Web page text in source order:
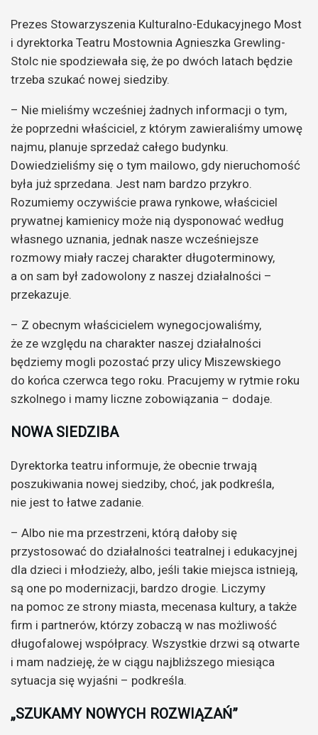
Prezes Stowarzyszenia Kulturalno-Edukacyjnego Most
i dyrektorka Teatru Mostownia Agnieszka Grewling-
Stolc nie spodziewała się, że po dwóch latach będzie
trzeba szukać nowej siedziby.
– Nie mieliśmy wcześniej żadnych informacji o tym,
że poprzedni właściciel, z którym zawieraliśmy umowę
najmu, planuje sprzedaż całego budynku.
Dowiedzieliśmy się o tym mailowo, gdy nieruchomość
była już sprzedana. Jest nam bardzo przykro.
Rozumiemy oczywiście prawa rynkowe, właściciel
prywatnej kamienicy może nią dysponować według
własnego uznania, jednak nasze wcześniejsze
rozmowy miały raczej charakter długoterminowy,
a on sam był zadowolony z naszej działalności –
przekazuje.
– Z obecnym właścicielem wynegocjowaliśmy,
że ze względu na charakter naszej działalności
będziemy mogli pozostać przy ulicy Miszewskiego
do końca czerwca tego roku. Pracujemy w rytmie roku
szkolnego i mamy liczne zobowiązania – dodaje.
NOWA SIEDZIBA
Dyrektorka teatru informuje, że obecnie trwają
poszukiwania nowej siedziby, choć, jak podkreśla,
nie jest to łatwe zadanie.
– Albo nie ma przestrzeni, którą dałoby się
przystosować do działalności teatralnej i edukacyjnej
dla dzieci i młodzieży, albo, jeśli takie miejsca istnieją,
są one po modernizacji, bardzo drogie. Liczymy
na pomoc ze strony miasta, mecenasa kultury, a także
firm i partnerów, którzy zobaczą w nas możliwość
długofalowej współpracy. Wszystkie drzwi są otwarte
i mam nadzieję, że w ciągu najbliższego miesiąca
sytuacja się wyjaśni – podkreśla.
„SZUKAMY NOWYCH ROZWIĄZAŃ”